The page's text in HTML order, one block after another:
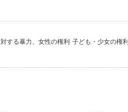
する暴力、女性の権利 子ども・少女の権利